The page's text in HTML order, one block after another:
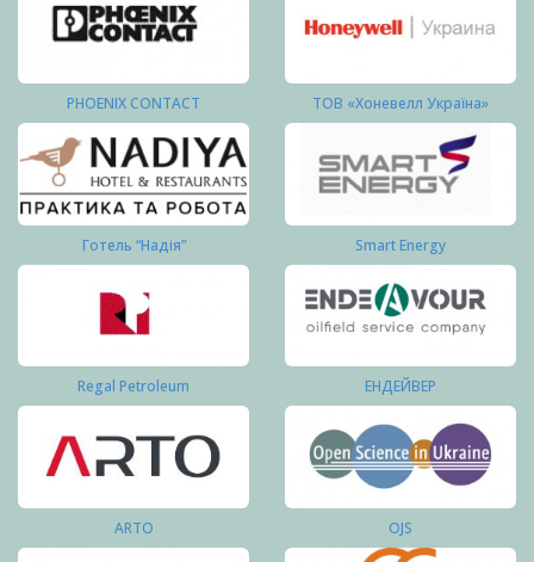
PHOENIX CONTACT ТОВ «Хоневелл Україна»
Готель “Надія” Smart Energy
Regal Petroleum ЕНДЕЙВЕР
ARTO OJS